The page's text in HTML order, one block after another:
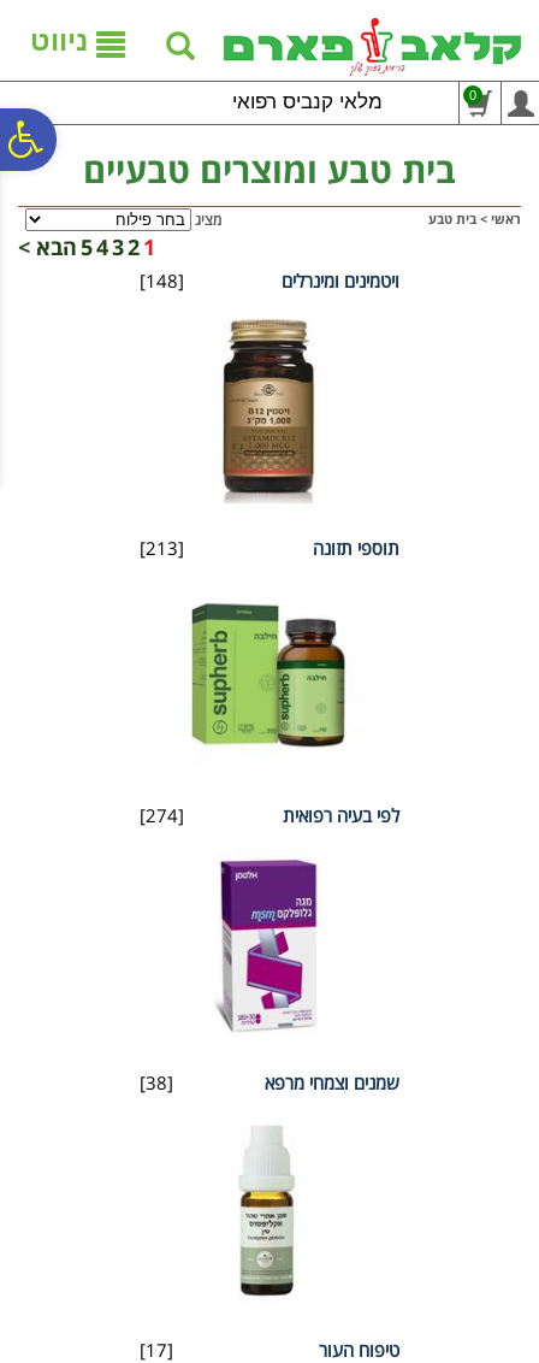
נגישות
אתר
המרכזי
ניווט
מלאי קנביס רפואי 0
בית טבע ומוצרים טבעיים
ראשי > בית טבע מציג
1
2
3
4
5הבא >
[148] ויטמינים ומינרלים
[213] תוספי תזונה
[274] לפי בעיה רפואית
[38] שמנים וצמחי מרפא
[17] טיפוח העור